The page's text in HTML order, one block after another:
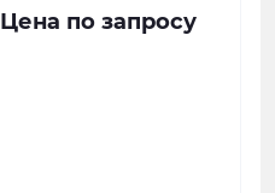
Цена по запросу